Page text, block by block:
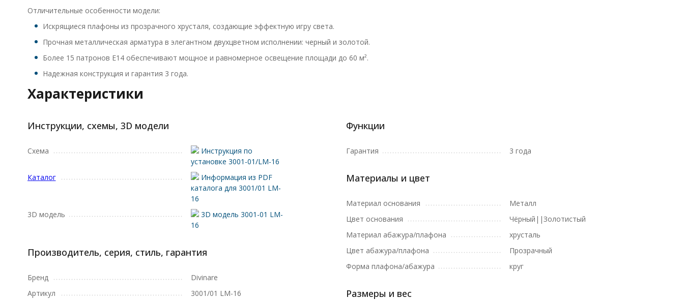
Отличительные особенности модели:
Искрящиеся плафоны из прозрачного хрусталя, создающие эффектную игру света.
Прочная металлическая арматура в элегантном двухцветном исполнении: черный и золотой.
Более 15 патронов E14 обеспечивают мощное и равномерное освещение площади до 60 м².
Надежная конструкция и гарантия 3 года.
Характеристики
Инструкции, схемы, 3D модели
Схема
Инструкция по
установке 3001-01/LM-16
Каталог
Информация из PDF
каталога для 3001/01 LM-
16
3D модель
3D модель 3001-01 LM-
16
Производитель, серия, стиль, гарантия
Бренд
Divinare
Артикул
3001/01 LM-16
Функции
Гарантия 3 года
Материалы и цвет
Материал основания
Металл
Цвет основания
Чёрный||Золотистый
Материал абажура/плафона
хрусталь
Цвет абажура/плафона
Прозрачный
Форма плафона/абажура
круг
Размеры и вес